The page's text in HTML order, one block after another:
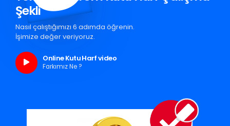
Şekli
Nasıl çalıştığımızı 6 adımda öğrenin.
İşimize değer veriyoruz.
Online Kutu Harf video
Farkımız Ne ?